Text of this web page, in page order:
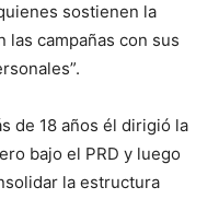
sostienen la
campañas con sus
de 18 años él dirigió la
bajo el PRD y luego
la estructura